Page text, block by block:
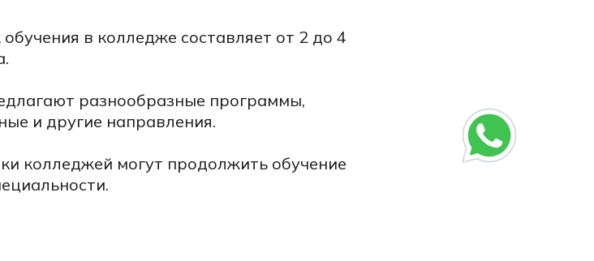
в колледже составляет от 2 до 4
разнообразные программы,
и другие направления.
колледжей могут продолжить обучение